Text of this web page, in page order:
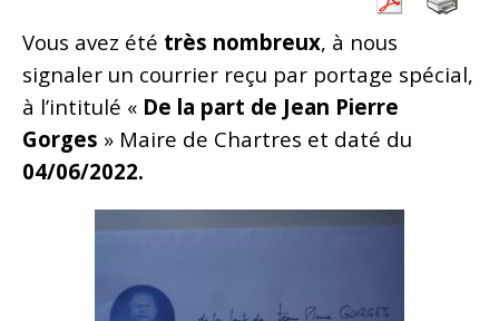
Vous avez été très nombreux, à nous
signaler un courrier reçu par portage spécial,
à l’intitulé « De la part de Jean Pierre
Gorges » Maire de Chartres et daté du
04/06/2022.